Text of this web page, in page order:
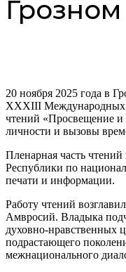
Грозном
20 ноября 2025 года в
XXXIII Международных
чтений «Просвещение и
личности и вызовы
Пленарная часть
Республики по
печати и информации.
Работу чтений
Амвросий. Владыка
духовно-нравственных
подрастающего
межнационального